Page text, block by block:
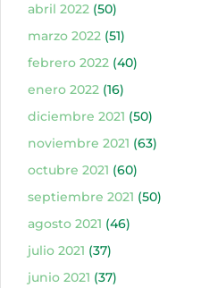
abril 2022(50)
marzo 2022(51)
febrero 2022(40)
enero 2022(16)
diciembre 2021 (50)
noviembre 2021 (63)
octubre 2021 (60)
septiembre 2021 (50)
agosto 2021 (46)
julio 2021 (37)
junio 2021 (37)